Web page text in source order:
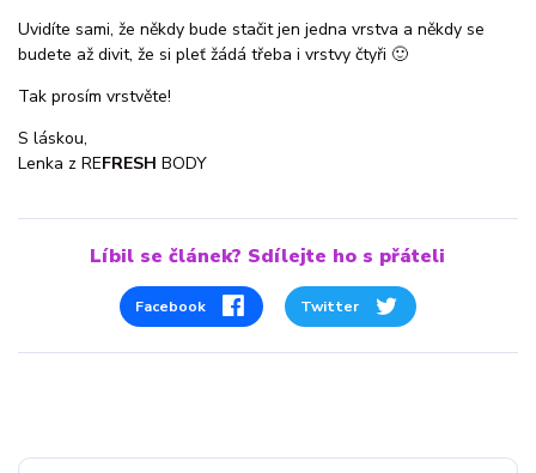
Uvidíte sami, že někdy bude stačit jen jedna vrstva a někdy se
budete až divit, že si pleť žádá třeba i vrstvy čtyři 🙂
Tak prosím vrstvěte!
S láskou,
Lenka z REFRESH BODY
Líbil se článek? Sdílejte ho s přáteli
Facebook Twitter